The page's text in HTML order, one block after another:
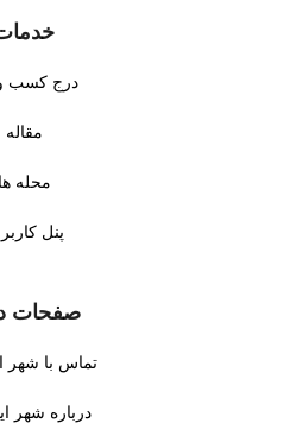
درج کسب و
مقاله
محله ها
پنل
صفحات
تماس با شهر
درباره شهر